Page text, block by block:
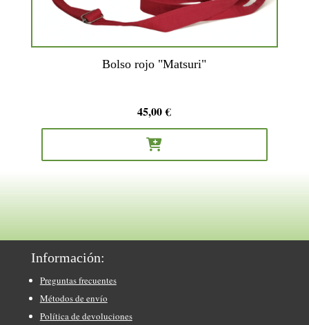
Bolso rojo "Matsuri"
45,00€

Información:
Preguntas frecuentes
Métodos de envío
Política de devoluciones